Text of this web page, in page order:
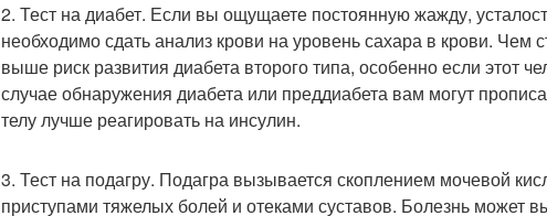
2. Тест на диабет. Если вы ощущаете постоянную жажду,
необходимо сдать анализ крови на уровень сахара в крови. Чем
выше риск развития диабета второго типа, особенно если этот
случае обнаружения диабета или преддиабета вам могут
телу лучше реагировать на инсулин.
3. Тест на подагру. Подагра вызывается скоплением мочевой
приступами тяжелых болей и отеками суставов. Болезнь может